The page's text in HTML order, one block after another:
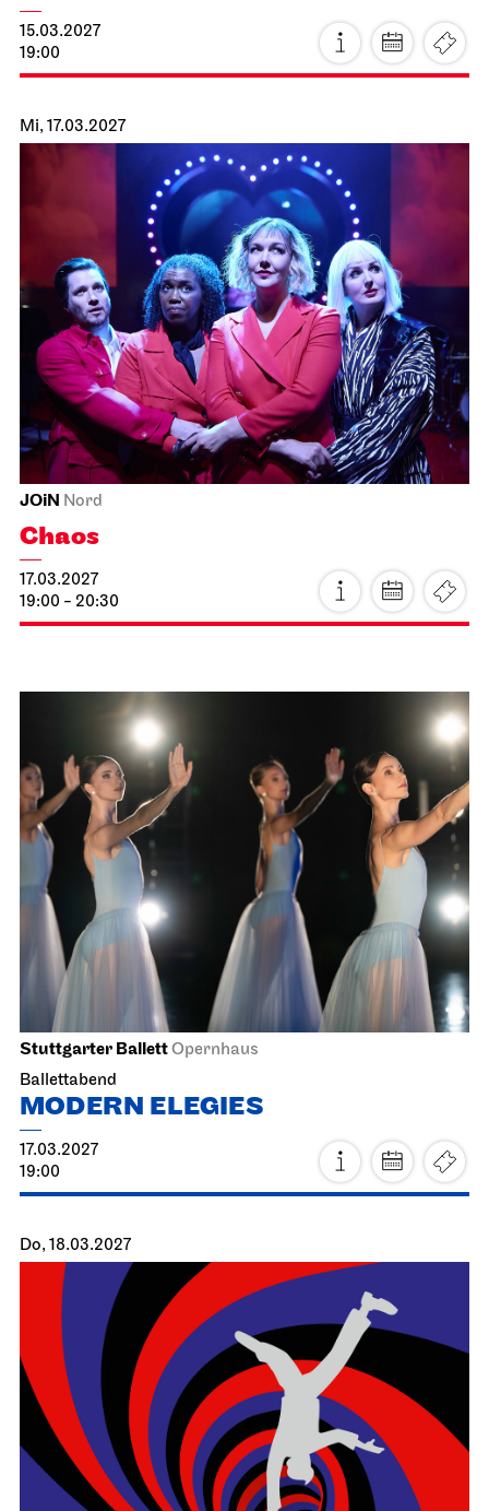
Staatsorchester StuttgartLiederhalle, Beethovensaal
4. Sinfonie­konzert
22.02.2027
19:30
Di, 23.02.2027
Staatsoper Stuttgart Opernhaus
Idomeneo
23.02.2027
19:00 - 22:15
Mi, 24.02.2027
Staatsoper Stuttgart Opernhaus
Der fliegende Holländer
24.02.2027
19:00 - 21:30